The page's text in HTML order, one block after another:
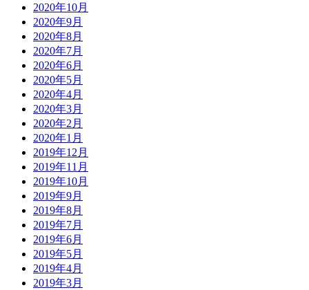
2020年10月
2020年9月
2020年8月
2020年7月
2020年6月
2020年5月
2020年4月
2020年3月
2020年2月
2020年1月
2019年12月
2019年11月
2019年10月
2019年9月
2019年8月
2019年7月
2019年6月
2019年5月
2019年4月
2019年3月